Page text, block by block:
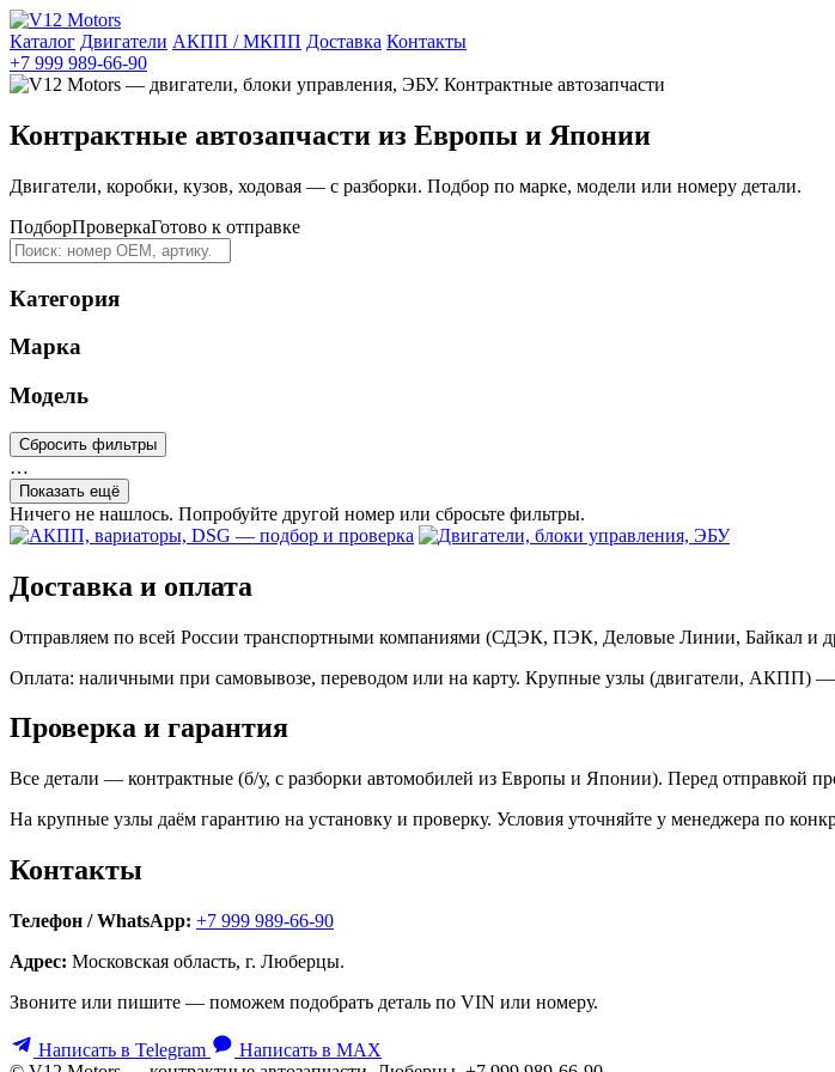
Каталог Двигатели АКПП / МКПП Доставка Контакты
+7 999 989-66-90
Контрактные автозапчасти из Европы и Японии
Двигатели, коробки, кузов, ходовая — с разборки. Подбор по марке, модели или номеру детали.
ПодборПроверкаГотово к отправке
Категория
Марка
Модель
Сбросить фильтры
…
Показать ещё
Ничего не нашлось. Попробуйте другой номер или сбросьте фильтры.
Доставка и оплата
Отправляем по всей России транспортными компаниями (СДЭК, ПЭК, Деловые Линии, Байкал и
Оплата: наличными при самовывозе, переводом или на карту. Крупные узлы (двигатели, АКПП) —
Проверка и гарантия
Все детали — контрактные (б/у, с разборки автомобилей из Европы и Японии). Перед отправкой
На крупные узлы даём гарантию на установку и проверку. Условия уточняйте у менеджера по
Контакты
Телефон / WhatsApp: +7 999 989-66-90
Адрес: Московская область, г. Люберцы.
Звоните или пишите — поможем подобрать деталь по VIN или номеру.
Написать в Telegram
Написать в MAX